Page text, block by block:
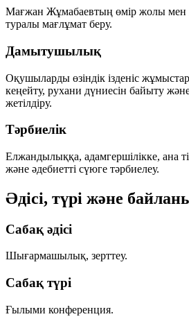
Мағжан Жұмабаевтың өмір жолы мен
туралы мағлұмат беру.
Дамытушылық
Оқушыларды өзіндік ізденіс
кеңейту, рухани дүниесін байыту
жетілдіру.
Тәрбиелік
Елжандылыққа, адамгершілікке, ана
және әдебиетті сүюге тәрбиелеу.
Әдісі, түрі және
Сабақ әдісі
Шығармашылық, зерттеу.
Сабақ түрі
Ғылыми конференция.